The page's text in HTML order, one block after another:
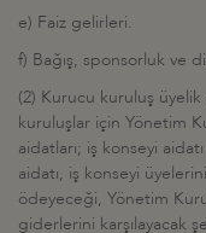
e) Faiz gelirleri.
f) Bağış, sponsorluk ve
(2) Kurucu kuruluş
kuruluşlar için Yönetim
aidatları; iş konseyi
aidatı, iş konseyi
ödeyeceği, Yönetim
giderlerini karşılayacak